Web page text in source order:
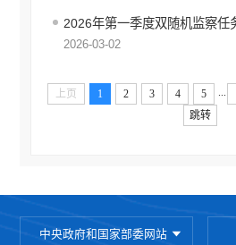
建议提案办理答复
财政预决算
稳岗就业
2026年第一季度双随机监察任
2026-03-02
上页 1 2 3 4 5 ...
跳转
中央政府和国家部委网站